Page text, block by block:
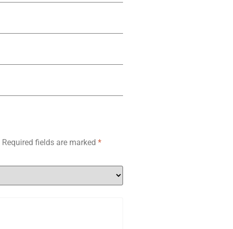
Required fields are marked*